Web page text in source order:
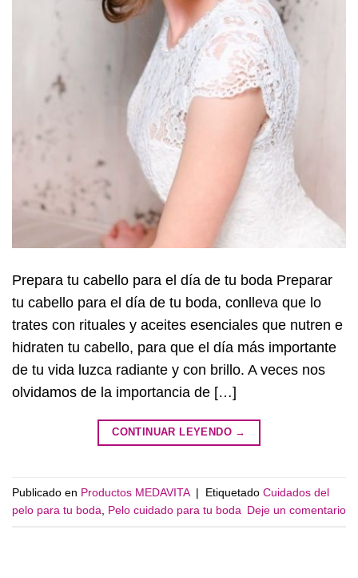
Prepara tu cabello para el día de tu boda Preparar
tu cabello para el día de tu boda, conlleva que lo
trates con rituales y aceites esenciales que nutren e
hidraten tu cabello, para que el día más importante
de tu vida luzca radiante y con brillo. A veces nos
olvidamos de la importancia de […]
CONTINUAR LEYENDO →
Publicado en Productos MEDAVITA | Etiquetado Cuidados del
pelo para tu boda, Pelo cuidado para tu boda Deje un comentario